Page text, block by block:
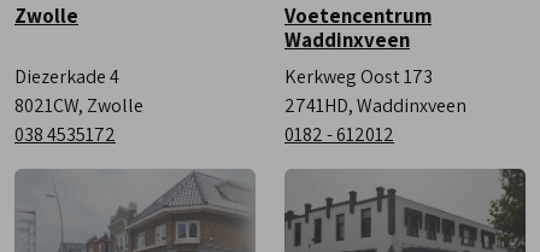
Zwolle
Diezerkade 4
8021CW, Zwolle
038 4535172
Voetencentrum
Waddinxveen
Kerkweg Oost 173
2741HD, Waddinxveen
0182 - 612012